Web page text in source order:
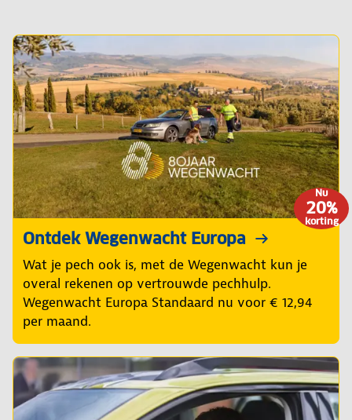
Nu
20%
korting
Ontdek Wegenwacht Europa
Wat je pech ook is, met de Wegenwacht kun je
overal rekenen op vertrouwde pechhulp.
Wegenwacht Europa Standaard nu voor € 12,94
per maand.